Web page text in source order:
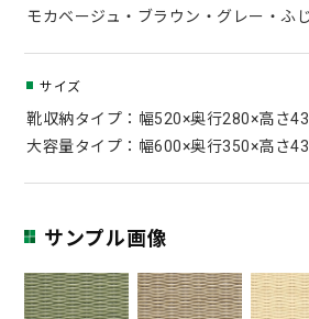
モカベージュ・ブラウン・グレー・ふじ
サイズ
靴収納タイプ：幅520×奥行280×高さ
大容量タイプ：幅600×奥行350×高さ
サンプル画像